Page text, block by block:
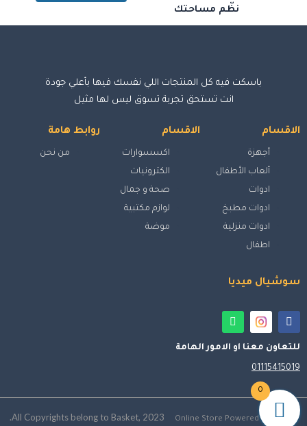
نظّم مساحتك
باسكت فيه كل المنتجات اللي نفسك فيها بأعلي جودة
انت تستحق تجربة تسوق ليس لها مثيل
الاقسام
أجهزة
ألعاب الأطفال
ادوات
ادوات مطبخ
ادوات منزلية
اطفال
الاقسام
اكسسوارات
الكترونيات
صحة و جمال
لوازم مكتبية
موضة
روابط هامة
من نحن
سوشيال ميديا
للتعاون معنا او الامور الهامة
01115415019
Online Store Powered by ebaskt
All Copyrights belong to Basket, 2023.
0